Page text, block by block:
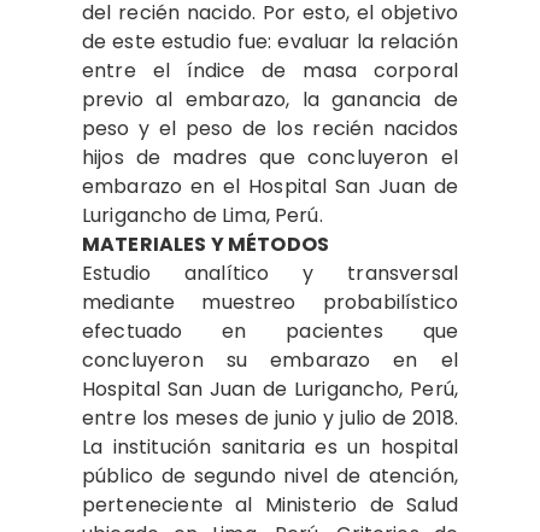
del recién nacido. Por esto, el objetivo
de este estudio fue: evaluar la relación
entre el índice de masa corporal
previo al embarazo, la ganancia de
peso y el peso de los recién nacidos
hijos de madres que concluyeron el
embarazo en el Hospital San Juan de
Lurigancho de Lima, Perú.
MATERIALES Y MÉTODOS
Estudio analítico y transversal
mediante muestreo probabilístico
efectuado en pacientes que
concluyeron su embarazo en el
Hospital San Juan de Lurigancho, Perú,
entre los meses de junio y julio de 2018.
La institución sanitaria es un hospital
público de segundo nivel de atención,
perteneciente al Ministerio de Salud